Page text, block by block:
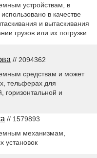
устройствам, в
в качестве
и вытаскивания
грузов или их погрузки
// 2094362
средствам и может
тельферах для
горизонтальной и
// 1579893
механизмам,
установок